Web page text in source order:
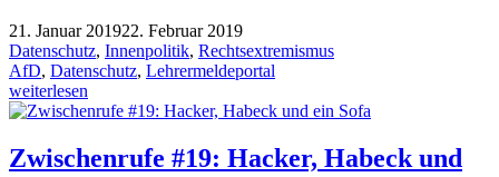
21. Januar 201922. Februar 2019
Datenschutz, Innenpolitik, Rechtsextremismus
AfD, Datenschutz, Lehrermeldeportal
weiterlesen
Zwischenrufe #19: Hacker, Habeck und